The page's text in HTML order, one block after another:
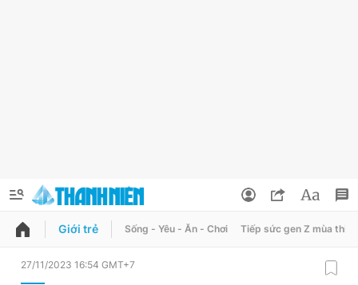
QUẢNG CÁO
Giới trẻ Sống - Yêu - Ăn - Chơi Tiếp sức gen Z mùa thi
27/11/2023 16:54 GMT+7